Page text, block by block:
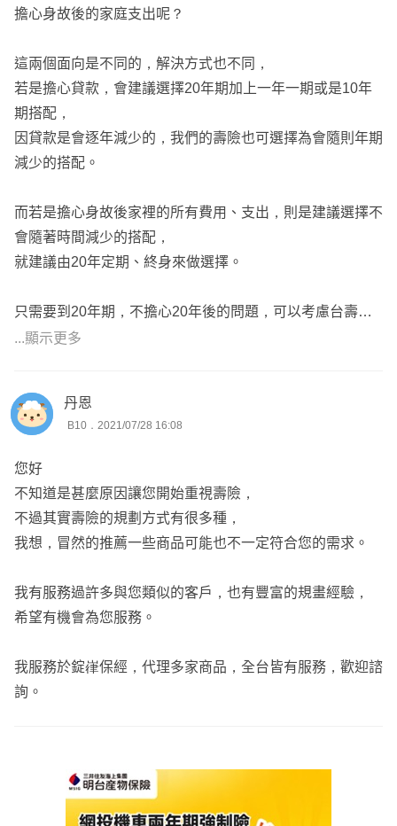
45歲女性 年繳20年期 保額500萬 保費20,500元
擔心身故後的家庭支出呢？
這兩個面向是不同的，解決方式也不同，
若是擔心貸款，會建議選擇20年期加上一年一期或是10年
期搭配，
因貸款是會逐年減少的，我們的壽險也可選擇為會隨則年期
減少的搭配。
而若是擔心身故後家裡的所有費用、支出，則是建議選擇不
會隨著時間減少的搭配，
就建議由20年定期、終身來做選擇。
只需要到20年期，不擔心20年後的問題，可以考慮台壽優
體壽險。
若是有終身的需求，建議選擇遠雄。
有符合您的需求歡迎咨詢我，給我一個服務您的機會！
...顯示更多
丹恩
B10．2021/07/28 16:08
您好
不知道是甚麼原因讓您開始重視壽險，
不過其實壽險的規劃方式有很多種，
我想，冒然的推薦一些商品可能也不一定符合您的需求。
我有服務過許多與您類似的客戶，也有豐富的規畫經驗，
希望有機會為您服務。
我服務於錠嵂保經，代理多家商品，全台皆有服務，歡迎諮
詢。